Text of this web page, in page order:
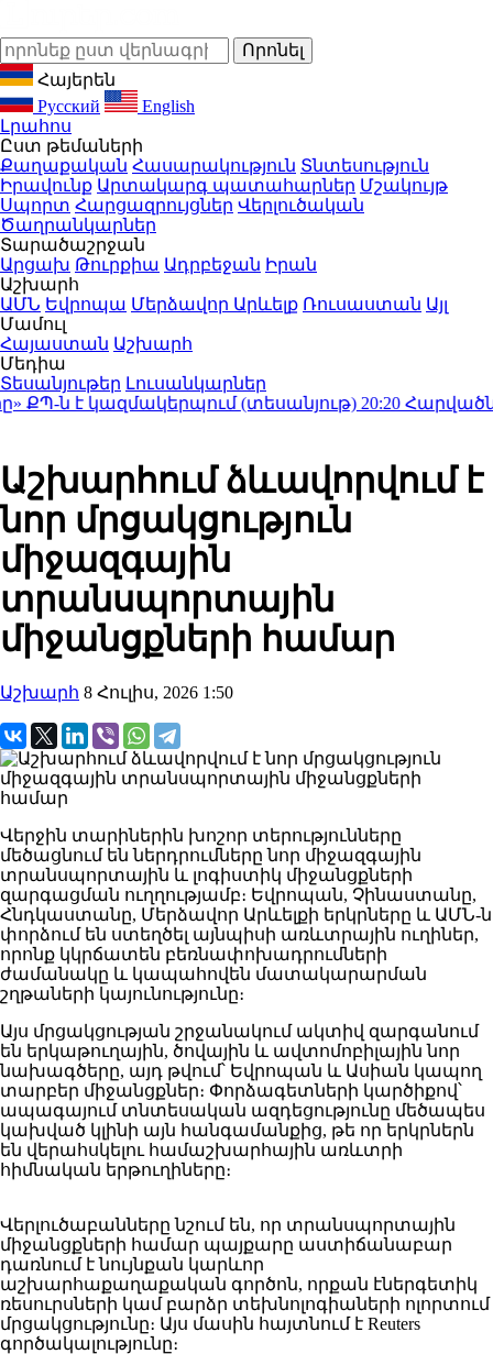
Հայերեն
Русский
English
Լրահոս
Ըստ թեմաների
Քաղաքական Հասարակություն Տնտեսություն
Իրավունք Արտակարգ պատահարներ Մշակույթ
Սպորտ Հարցազրույցներ Վերլուծական
Ծաղրանկարներ
Տարածաշրջան
Արցախ Թուրքիա Ադրբեջան Իրան
Աշխարհ
ԱՄՆ Եվրոպա Մերձավոր Արևելք Ռուսաստան Այլ
Մամուլ
Հայաստան Աշխարհ
Մեդիա
Տեսանյութեր Լուսանկարներ
ն է կազմակերպում (տեսանյութ)20:20Հարվածներ
Աշխարհում ձևավորվում է
նոր մրցակցություն
միջազգային
տրանսպորտային
միջանցքների համար
Աշխարհ 8 Հուլիս, 2026 1:50
Վերջին տարիներին խոշոր տերությունները
մեծացնում են ներդրումները նոր միջազգային
տրանսպորտային և լոգիստիկ միջանցքների
զարգացման ուղղությամբ։ Եվրոպան, Չինաստանը,
Հնդկաստանը, Մերձավոր Արևելքի երկրները և ԱՄՆ-ն
փորձում են ստեղծել այնպիսի առևտրային ուղիներ,
որոնք կկրճատեն բեռնափոխադրումների
ժամանակը և կապահովեն մատակարարման
շղթաների կայունությունը։
Այս մրցակցության շրջանակում ակտիվ զարգանում
են երկաթուղային, ծովային և ավտոմոբիլային նոր
նախագծերը, այդ թվում՝ Եվրոպան և Ասիան կապող
տարբեր միջանցքներ։ Փորձագետների կարծիքով՝
ապագայում տնտեսական ազդեցությունը մեծապես
կախված կլինի այն հանգամանքից, թե որ երկրներն
են վերահսկելու համաշխարհային առևտրի
հիմնական երթուղիները։
Վերլուծաբանները նշում են, որ տրանսպորտային
միջանցքների համար պայքարը աստիճանաբար
դառնում է նույնքան կարևոր
աշխարհաքաղաքական գործոն, որքան էներգետիկ
ռեսուրսների կամ բարձր տեխնոլոգիաների ոլորտում
մրցակցությունը։ Այս մասին հայտնում է Reuters
գործակալությունը։